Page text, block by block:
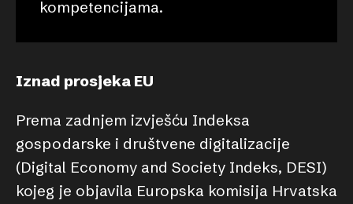
kompetencijama.
Iznad prosjeka EU
Prema zadnjem izvješću Indeksa
gospodarske i društvene digitalizacije
(Digital Economy and Society Indeks, DESI)
kojeg je objavila Europska komisija Hrvatska